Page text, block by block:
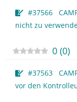
#37566
nicht zu
0 (0)
#37563
vor den